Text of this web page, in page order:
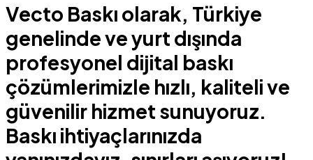
Vecto Baskı olarak, Türkiye
genelinde ve yurt dışında
profesyonel dijital baskı
çözümlerimizle hızlı, kaliteli ve
güvenilir hizmet sunuyoruz.
Baskı ihtiyaçlarınızda